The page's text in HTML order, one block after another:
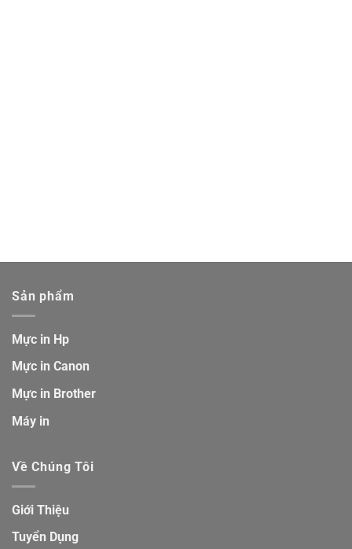
Sản phẩm
Mực in Hp
Mực in Canon
Mực in Brother
Máy in
Về Chúng Tôi
Giới Thiệu
Tuyển Dụng